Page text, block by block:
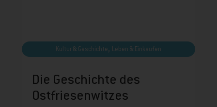
Kultur & Geschichte , Leben & Einkaufen
Die Geschichte des
Ostfriesenwitzes